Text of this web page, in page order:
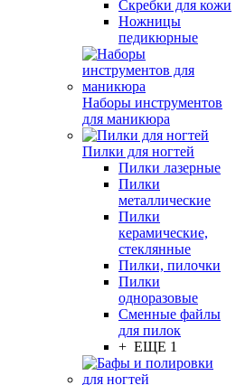
Скребки для кожи
Ножницы
педикюрные
Наборы инструментов
для маникюра
Пилки для ногтей
Пилки лазерные
Пилки
металлические
Пилки
керамические,
стеклянные
Пилки, пилочки
Пилки
одноразовые
Сменные файлы
для пилок
+ ЕЩЕ 1